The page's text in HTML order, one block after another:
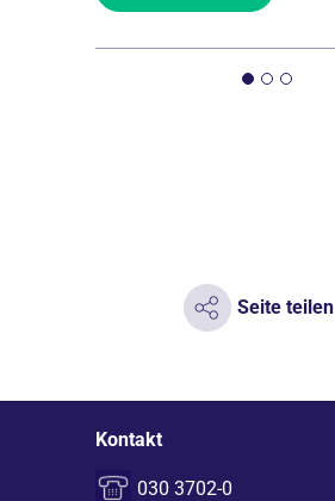
Seite teilen
Kontakt
030 3702-0